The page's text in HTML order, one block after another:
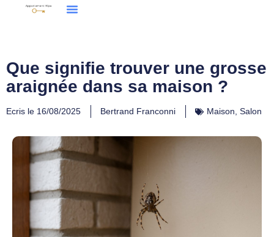
Que signifie trouver une grosse
araignée dans sa maison ?
Ecris le 16/08/2025 Bertrand Franconni Maison, Salon